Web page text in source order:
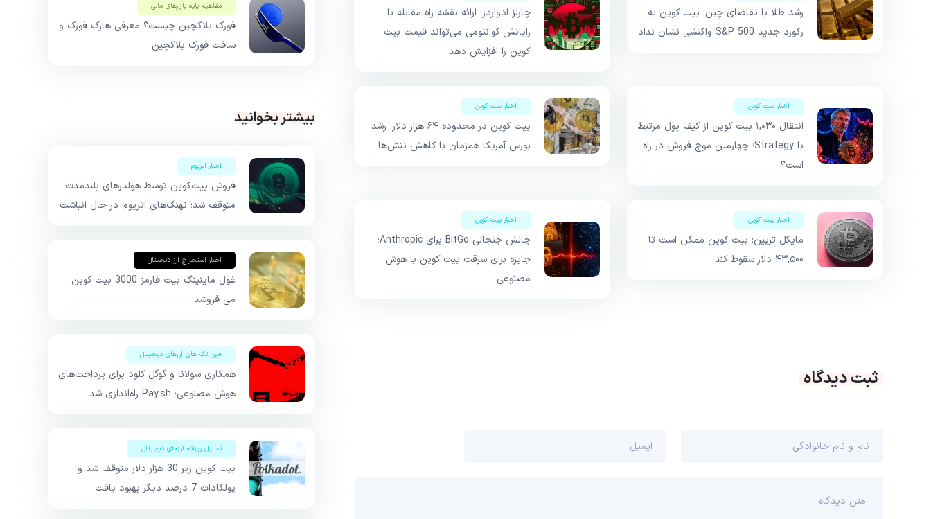
رشد طلا با تقاضای چین؛ بیت کوین به
رکورد جدید S&P 500 واکنشی نشان نداد
چارلز ادواردز: ارائه نقشه راه مقابله با
رایانش کوانتومی می‌تواند قیمت بیت
کوین را افزایش دهد
اخبار بیت کوین
انتقال ۱,۰۳۰ بیت کوین از کیف پول مرتبط
با Strategy؛ چهارمین موج فروش در راه
است؟
اخبار بیت کوین
بیت کوین در محدوده ۶۴ هزار دلار؛ رشد
بورس آمریکا همزمان با کاهش تنش‌ها
اخبار بیت کوین
مایکل ترپین: بیت کوین ممکن است تا
۴۳,۵۰۰ دلار سقوط کند
اخبار بیت کوین
چالش جنجالی BitGo برای Anthropic؛
جایزه برای سرقت بیت کوین با هوش
مصنوعی
ثبت دیدگاه
مفاهیم پایه بازار‌های مالی
فورک بلاکچین چیست؟ معرفی هارک فورک و
سافت فورک بلاکچین
بیشتر بخوانید
اخبار اتریوم
فروش بیت‌کوین توسط هولدرهای بلندمدت
متوقف شد؛ نهنگ‌های اتریوم در حال انباشت
اخبار استخراج ارز دیجیتال
غول ماینینگ بیت فارمز 3000 بیت کوین
می فروشد
فین تک های ارزهای دیجیتال
همکاری سولانا و گوگل کلود برای پرداخت‌های
هوش مصنوعی؛ Pay.sh راه‌اندازی شد
تحلیل روزانه ارزهای دیجیتال
بیت کوین زیر 30 هزار دلار متوقف شد و
پولکادات 7 درصد دیگر بهبود یافت